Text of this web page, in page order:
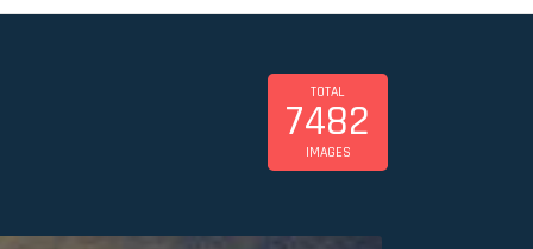
TOTAL
7482
IMAGES